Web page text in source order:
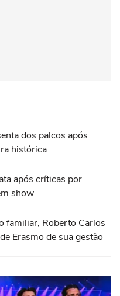
dos palcos após
histórica
após críticas por
show
familiar, Roberto Carlos
Erasmo de sua gestão